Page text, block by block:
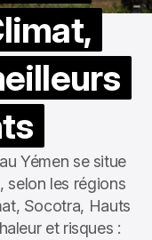
Yémen se situe
selon les régions
Socotra, Hauts
et risques :